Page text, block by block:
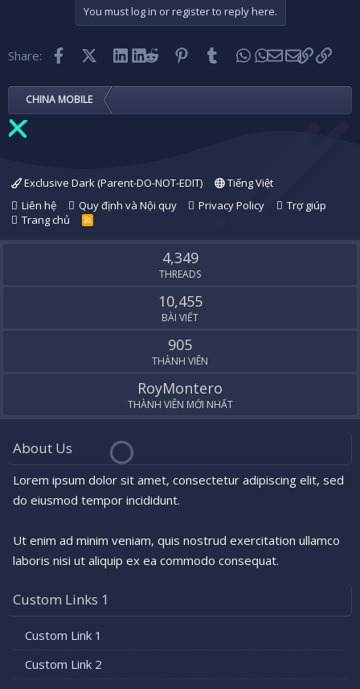
You must log in or register to reply here.
Share: FacebookX (Twitter)LinkedIn
Reddit PinterestTumblr WhatsApp
EmailLink
CHINA MOBILE
Exclusive Dark (Parent-DO-NOT-EDIT)
Tiếng Việt
Liên hệ
Quy định và Nội quy Privacy Policy
Trợ giúp
Trang chủ
R
S
4,349
THREADS
10,455
BÀI VIẾT
905
THÀNH VIÊN
RoyMontero
THÀNH VIÊN MỚI NHẤT
About Us
Lorem ipsum dolor sit amet, consectetur adipiscing elit, sed
do eiusmod tempor incididunt.
Ut enim ad minim veniam, quis nostrud exercitation ullamco
laboris nisi ut aliquip ex ea commodo consequat.
Custom Links 1
Custom Link 1
Custom Link 2